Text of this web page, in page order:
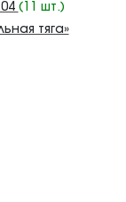
(11 шт.)
тяга»